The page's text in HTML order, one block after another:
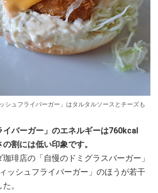
シュフライバーガー」はタルタルソースとチーズも
イバーガー」のエネルギーは760kcal
割には低い印象です。
琲店の「自慢のドミグラスバーガー」
ッシュフライバーガー」のほうが若干
。